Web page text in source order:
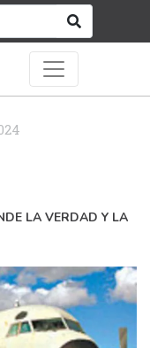
LA VERDAD Y LA